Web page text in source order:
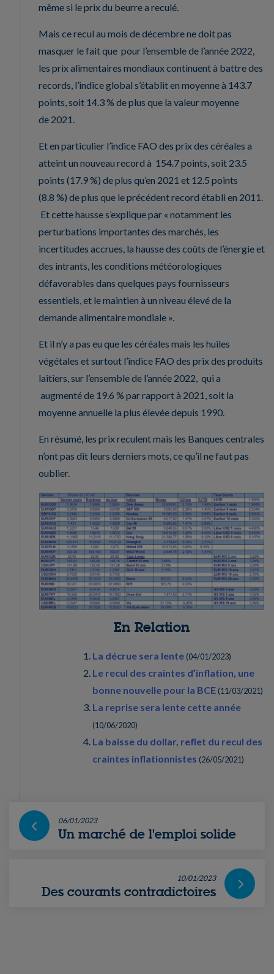
même si le prix du beurre a reculé.
Mais ce recul au mois de décembre ne doit pas
masquer le fait que pour l’ensemble de l’année 2022,
les prix alimentaires mondiaux continuent à battre des
records, l’indice global s’établit en moyenne à 143.7
points, soit 14.3 % de plus que la valeur moyenne
de 2021.
Et en particulier l’indice FAO des prix des céréales a
atteint un nouveau record à 154.7 points, soit 23.5
points (17.9 %) de plus qu’en 2021 et 12.5 points
(8.8 %) de plus que le précédent record établi en 2011.
Et cette hausse s’explique par « notamment les
perturbations importantes des marchés, les
incertitudes accrues, la hausse des coûts de l’énergie et
des intrants, les conditions météorologiques
défavorables dans quelques pays fournisseurs
essentiels, et le maintien à un niveau élevé de la
demande alimentaire mondiale ».
Et il n’y a pas eu que les céréales mais les huiles
végétales et surtout l’indice FAO des prix des produits
laitiers, sur l’ensemble de l’année 2022, qui a
augmenté de 19.6 % par rapport à 2021, soit la
moyenne annuelle la plus élevée depuis 1990.
En résumé, les prix reculent mais les Banques centrales
n’ont pas dit leurs derniers mots, ce qu’il ne faut pas
oublier.
En Relation
La décrue sera lente (04/01/2023)
Le recul des craintes d’inflation, une
bonne nouvelle pour la BCE (11/03/2021)
La reprise sera lente cette année
(10/06/2020)
La baisse du dollar, reflet du recul des
craintes inflationnistes (26/05/2021)
06/01/2023
Un marché de l'emploi solide
10/01/2023
Des courants contradictoires